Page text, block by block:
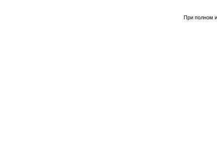
При полном